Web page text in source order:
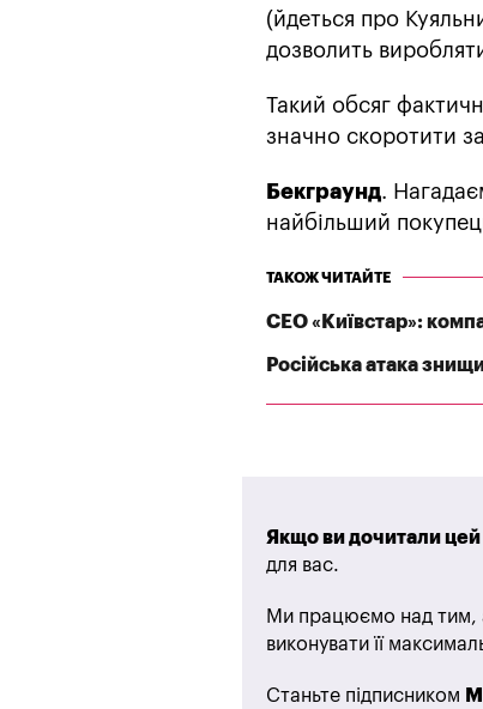
(йдеться про
дозволить
Такий обсяг
значно скоротити
Бекграунд.
найбільший
ТАКОЖ ЧИТАЙТЕ
СЕО «Київстар»:
Російська атака
Якщо ви дочитали цей
для вас.
Ми працюємо над тим,
виконувати її
Станьте підписником